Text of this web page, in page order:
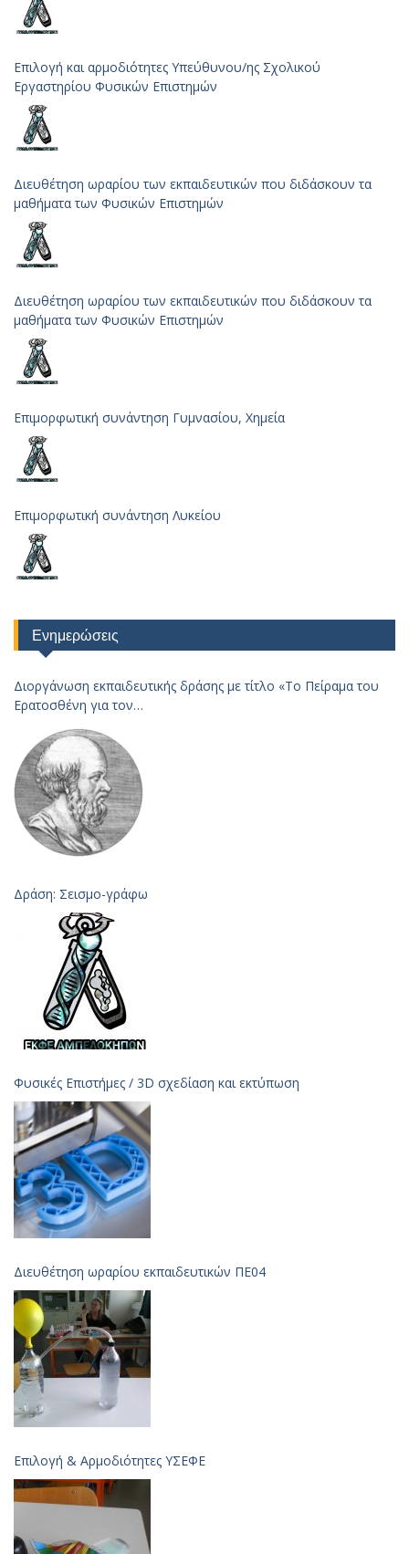
Επιλογή και αρμοδιότητες Υπεύθυνου/ης Σχολικού
Εργαστηρίου Φυσικών Επιστημών
Διευθέτηση ωραρίου των εκπαιδευτικών που διδάσκουν τα
μαθήματα των Φυσικών Επιστημών
Διευθέτηση ωραρίου των εκπαιδευτικών που διδάσκουν τα
μαθήματα των Φυσικών Επιστημών
Επιμορφωτική συνάντηση Γυμνασίου, Χημεία
Επιμορφωτική συνάντηση Λυκείου
Ενημερώσεις
Διοργάνωση εκπαιδευτικής δράσης με τίτλο «Το Πείραμα του
Ερατοσθένη για τον
Δράση: Σεισμο-γράφω
Φυσικές Επιστήμες / 3D σχεδίαση και εκτύπωση
Διευθέτηση ωραρίου εκπαιδευτικών ΠΕ04
Επιλογή & Aρμοδιότητες ΥΣΕΦΕ